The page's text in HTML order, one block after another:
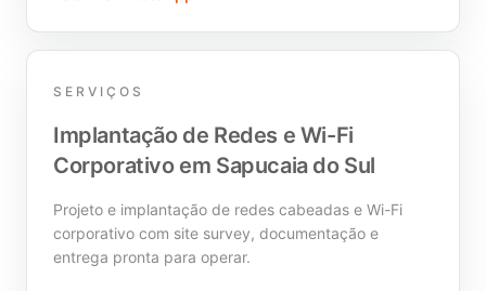
SERVIÇOS
Implantação de Redes e Wi-Fi
Corporativo em Sapucaia do Sul
Projeto e implantação de redes cabeadas e Wi-Fi
corporativo com site survey, documentação e
entrega pronta para operar.